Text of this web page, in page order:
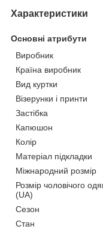
Характеристики
Основні атрибути
Виробник
Країна виробник
Вид куртки
Візерунки і принти
Застібка
Капюшон
Колір
Матеріал підкладки
Міжнародний розмір
Розмір чоловічого
(UA)
Сезон
Стан